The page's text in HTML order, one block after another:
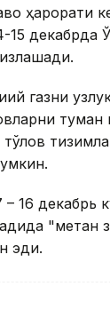
ҳарорати
15 декабрда
газни
туман
16 декабрь
"метан
эди.